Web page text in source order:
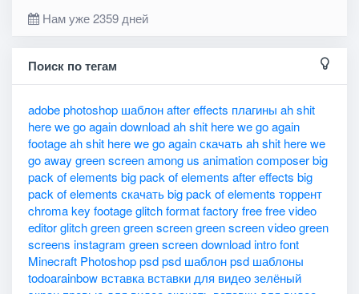
Нам уже 2359 дней
Поиск по тегам
adobe photoshop шаблонafter effects плагины ah shit
here we go again downloadah shit here we go again
footageah shit here we go again скачатьah shit here we
go away green screenamong us animation composerbig
pack of elements big pack of elements after effects big
pack of elements скачатьbig pack of elements торрент
chroma key footage glitchformat factory freefree video
editorglitchgreengreen screengreen screen videogreen
screens instagram green screen downloadintro font
Minecraft Photoshoppsdpsd шаблонpsd шаблоны
todoarainbow вставка вставки для видеозелёный